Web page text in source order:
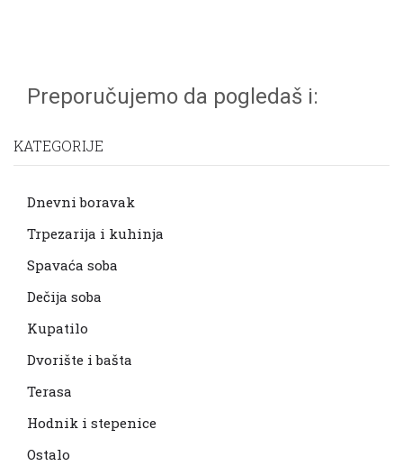
Preporučujemo da pogledaš i:
KATEGORIJE
Dnevni boravak
Trpezarija i kuhinja
Spavaća soba
Dečija soba
Kupatilo
Dvorište i bašta
Terasa
Hodnik i stepenice
Ostalo